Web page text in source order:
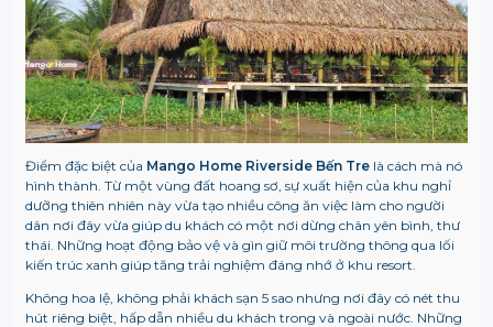
Điểm đặc biệt của Mango Home Riverside Bến Trelà cách mà nó
hình thành. Từ một vùng đất hoang sơ, sự xuất hiện của khu nghỉ
dưỡng thiên nhiên này vừa tạo nhiều công ăn việc làm cho người
dân nơi đây vừa giúp du khách có một nơi dừng chân yên bình, thư
thái. Những hoạt động bảo vệ và gìn giữ môi trường thông qua lối
kiến trúc xanh giúp tăng trải nghiệm đáng nhớ ở khu resort.
Không hoa lệ, không phải khách sạn 5 sao nhưng nơi đây có nét thu
hút riêng biệt, hấp dẫn nhiều du khách trong và ngoài nước. Những